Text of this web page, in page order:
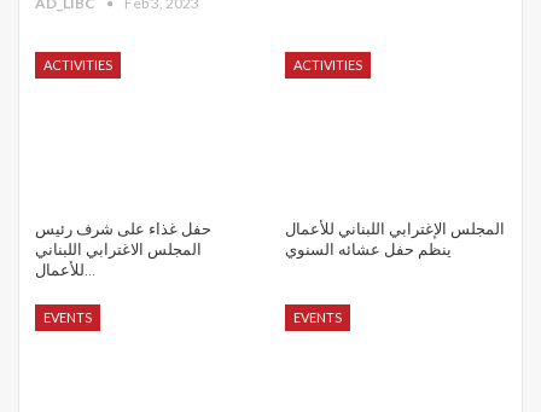
ACTIVITIES
حفل غذاء على شرف رئيس
المجلس الاغترابي اللبناني
للأعمال…
ACTIVITIES
المجلس الإغترابي اللبناني للأعمال
ينظم حفل عشائه السنوي
EVENTS EVENTS